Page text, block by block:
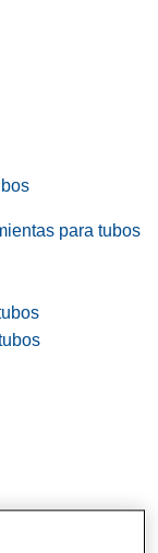
para tubos